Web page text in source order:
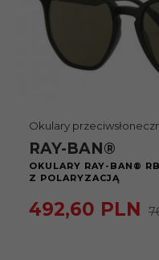
Okulary
RAY-BAN®
OKULARY RAY-BAN®
Z POLARYZACJĄ
492,60 PLN